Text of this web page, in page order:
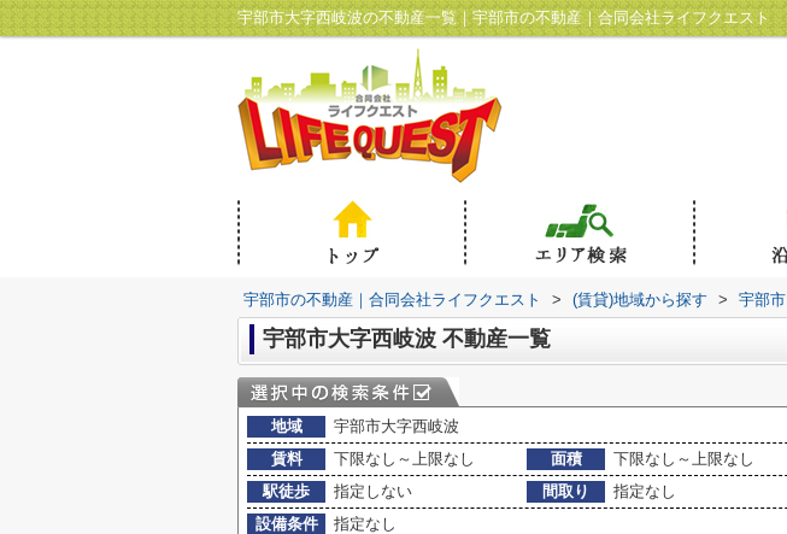
宇部市大字西岐波の不動産一覧｜宇部市の不動産｜合同会社ライフクエスト
宇部市の不動産｜合同会社ライフクエスト > (賃貸)地域から探す > 宇部市
宇部市大字西岐波 不動産一覧
地域
宇部市大字西岐波
賃料
下限なし～上限なし 面積 下限なし～上限なし
駅徒歩
指定しない 間取り
指定なし
設備条件
指定なし